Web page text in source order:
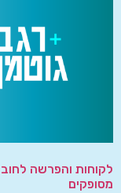
לקוחות והפרשה
מסופקים